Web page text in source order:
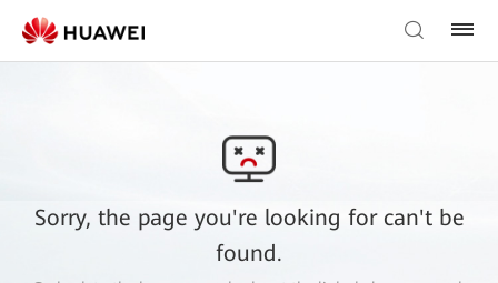
Sorry, the page you're looking for can't be
found.